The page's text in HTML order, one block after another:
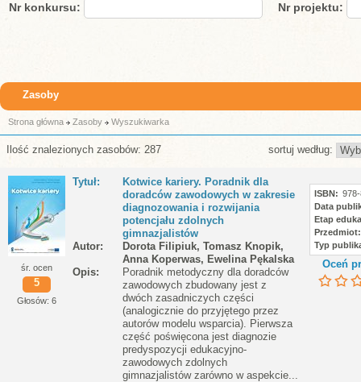
Nr konkursu: Nr projektu:
Zasoby
Strona główna Zasoby Wyszukiwarka
Ilość znalezionych zasobów: 287 sortuj według:
śr. ocen
5
Głosów: 6
Tytuł
Kotwice kariery. Poradnik dla
doradców zawodowych w zakresie
diagnozowania i rozwijania
potencjału zdolnych
gimnazjalistów
Autor
Dorota Filipiuk, Tomasz Knopik,
Anna Koperwas, Ewelina Pękalska
Opis
Poradnik metodyczny dla doradców
zawodowych zbudowany jest z
dwóch zasadniczych części
(analogicznie do przyjętego przez
autorów modelu wsparcia). Pierwsza
część poświęcona jest diagnozie
predyspozycji edukacyjno-
zawodowych zdolnych
gimnazjalistów zarówno w aspekcie...
ISBN
Data
Etap
Przedmiot
Typ
Oceń